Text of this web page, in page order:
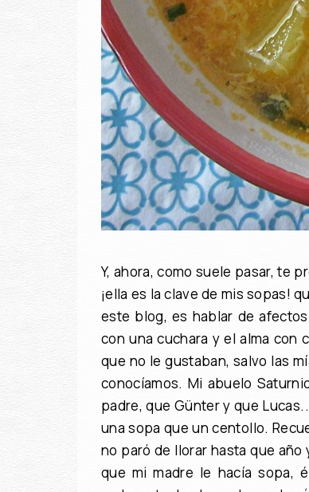
Y, ahora, como suele pasar, te
¡ella es la clave de mis sopas!
este blog, es hablar de
con una cuchara y el alma con
que no le gustaban, salvo las
conocíamos. Mi abuelo
padre, que Günter y que
una sopa que un centollo.
no paró de llorar hasta que año
que mi madre le hacía sopa,